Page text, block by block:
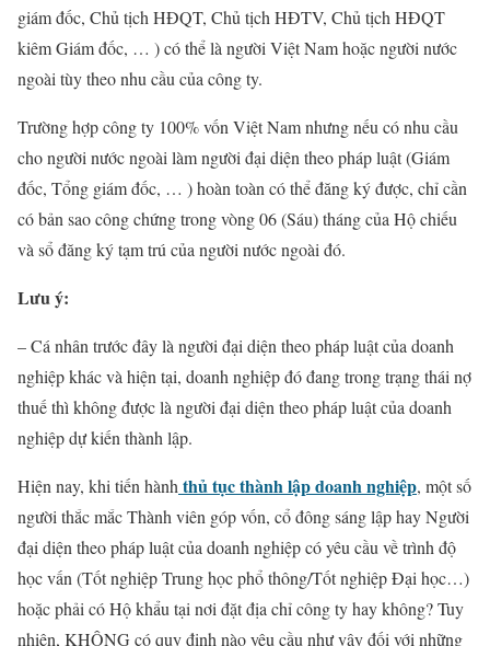
giám đốc, Chủ tịch HĐQT, Chủ tịch HĐTV, Chủ tịch HĐQT
kiêm Giám đốc, … ) có thể là người Việt Nam hoặc người nước
ngoài tùy theo nhu cầu của công ty.
Trường hợp công ty 100% vốn Việt Nam nhưng nếu có nhu cầu
cho người nước ngoài làm người đại diện theo pháp luật (Giám
đốc, Tổng giám đốc, … ) hoàn toàn có thể đăng ký được, chỉ cần
có bản sao công chứng trong vòng 06 (Sáu) tháng của Hộ chiếu
và sổ đăng ký tạm trú của người nước ngoài đó.
Lưu ý:
– Cá nhân trước đây là người đại diện theo pháp luật của doanh
nghiệp khác và hiện tại, doanh nghiệp đó đang trong trạng thái nợ
thuế thì không được là người đại diện theo pháp luật của doanh
nghiệp dự kiến thành lập.
Hiện nay, khi tiến hànhthủ tục thành lập doanh nghiệp, một số
người thắc mắc Thành viên góp vốn, cổ đông sáng lập hay Người
đại diện theo pháp luật của doanh nghiệp có yêu cầu về trình độ
học vấn (Tốt nghiệp Trung học phổ thông/Tốt nghiệp Đại học…)
hoặc phải có Hộ khẩu tại nơi đặt địa chỉ công ty hay không? Tuy
nhiên, KHÔNG có quy định nào yêu cầu như vậy đối với những